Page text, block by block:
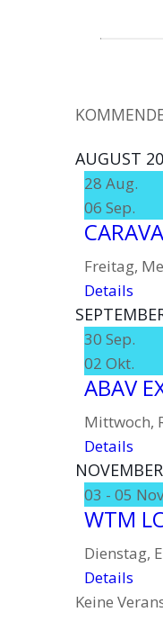
AUGUST
28 Aug.
06 Sep.
Freitag,
Details
30 Sep.
02 Okt.
ABAV
Mittwoch,
Details
03 - 05
WTM
Dienstag,
Details
Keine